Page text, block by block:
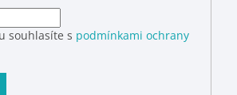
souhlasíte s podmínkami ochrany